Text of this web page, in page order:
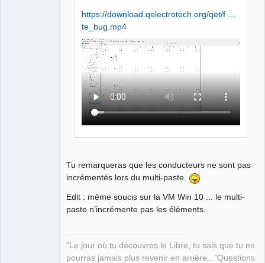
https://download.qelectrotech.org/qet/f …
te_bug.mp4
Tu remarqueras que les conducteurs ne sont pas
incrémentés lors du multi-paste.
Edit : même soucis sur la VM Win 10 ... le multi-
paste n’incrémente pas les éléments.
"Le jour où tu découvres le Libre, tu sais que tu ne
pourras jamais plus revenir en arrière..."Questions